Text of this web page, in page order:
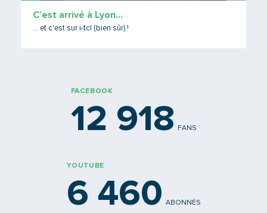
C’est arrivé à Lyon…
... et c'est sur i-tcl (bien sûr) !
FACEBOOK
12 918 FANS
YOUTUBE
6 460 ABONNÉS